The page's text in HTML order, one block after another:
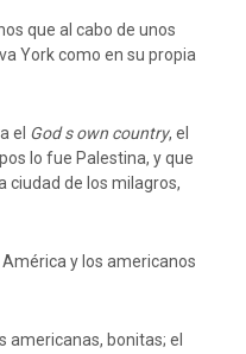
que al cabo de unos
York como en su propia
el God s own country, el
lo fue Palestina, y que
ciudad de los milagros,
y los americanos
americanas, bonitas; el